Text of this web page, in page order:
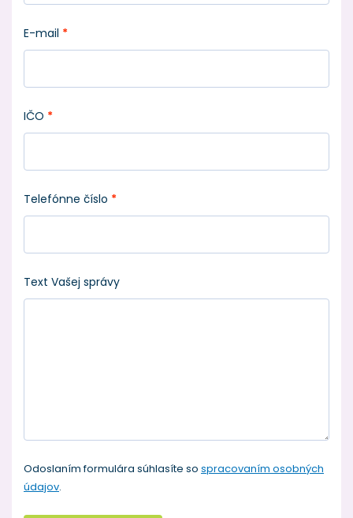
E-mail *
IČO *
Telefónne číslo *
Text Vašej správy
Odoslaním formulára súhlasíte so spracovaním osobných
údajov.